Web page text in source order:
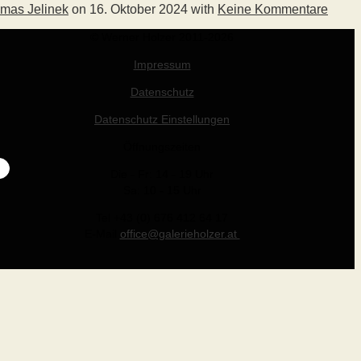
Jelinek on 16. Oktober 2024 with Keine Kommentare
Impressum
Datenschutz
Datenschutz Einstellungen
office@galerieholzer.at